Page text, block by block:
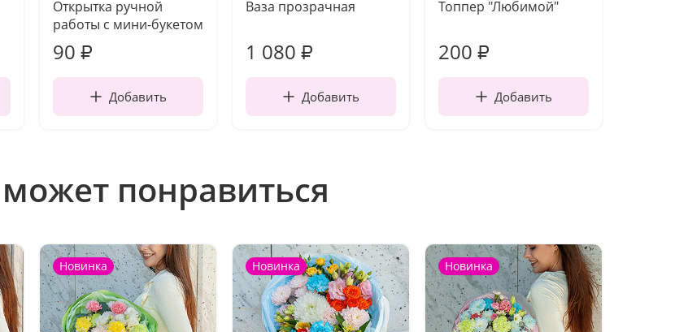
Открытка ручной
работы с мини-букетом
90 ₽
Добавить
Ваза прозрачная
1 080 ₽
Добавить
Топпер "Любимой"
200 ₽
Добавить
понравиться
Новинка Новинка Новинка